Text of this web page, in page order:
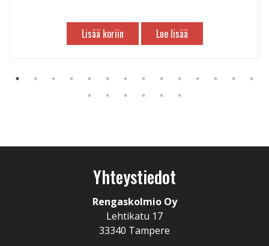
Lisää koriin Lue lisää
Yhteystiedot
Rengaskolmio Oy
Lehtikatu 17
33340 Tampere